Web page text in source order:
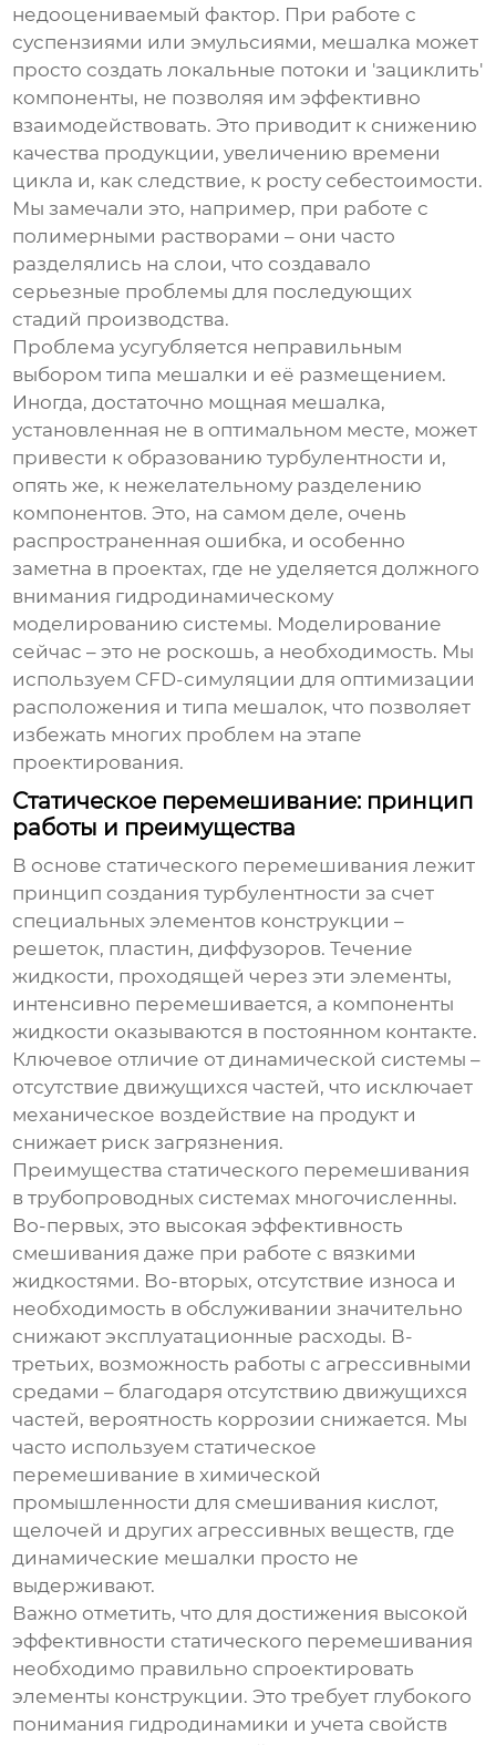
недооцениваемый фактор. При работе с
суспензиями или эмульсиями, мешалка может
просто создать локальные потоки и 'зациклить'
компоненты, не позволяя им эффективно
взаимодействовать. Это приводит к снижению
качества продукции, увеличению времени
цикла и, как следствие, к росту себестоимости.
Мы замечали это, например, при работе с
полимерными растворами – они часто
разделялись на слои, что создавало
серьезные проблемы для последующих
стадий производства.
Проблема усугубляется неправильным
выбором типа мешалки и её размещением.
Иногда, достаточно мощная мешалка,
установленная не в оптимальном месте, может
привести к образованию турбулентности и,
опять же, к нежелательному разделению
компонентов. Это, на самом деле, очень
распространенная ошибка, и особенно
заметна в проектах, где не уделяется должного
внимания гидродинамическому
моделированию системы. Моделирование
сейчас – это не роскошь, а необходимость. Мы
используем CFD-симуляции для оптимизации
расположения и типа мешалок, что позволяет
избежать многих проблем на этапе
проектирования.
Статическое перемешивание: принцип
работы и преимущества
В основе статического перемешивания лежит
принцип создания турбулентности за счет
специальных элементов конструкции –
решеток, пластин, диффузоров. Течение
жидкости, проходящей через эти элементы,
интенсивно перемешивается, а компоненты
жидкости оказываются в постоянном контакте.
Ключевое отличие от динамической системы –
отсутствие движущихся частей, что исключает
механическое воздействие на продукт и
снижает риск загрязнения.
Преимущества статического перемешивания
в трубопроводных системах многочисленны.
Во-первых, это высокая эффективность
смешивания даже при работе с вязкими
жидкостями. Во-вторых, отсутствие износа и
необходимость в обслуживании значительно
снижают эксплуатационные расходы. В-
третьих, возможность работы с агрессивными
средами – благодаря отсутствию движущихся
частей, вероятность коррозии снижается. Мы
часто используем статическое
перемешивание в химической
промышленности для смешивания кислот,
щелочей и других агрессивных веществ, где
динамические мешалки просто не
выдерживают.
Важно отметить, что для достижения высокой
эффективности статического перемешивания
необходимо правильно спроектировать
элементы конструкции. Это требует глубокого
понимания гидродинамики и учета свойств